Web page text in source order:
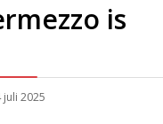
is
juli 2025